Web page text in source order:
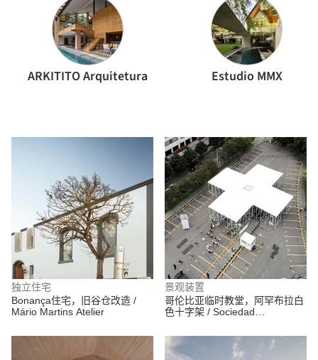
ARKITITO Arquitetura Estudio MMX
独立住宅
Bonança住宅，旧谷仓改造 /
Mário Martins Atelier
景观装置
哥伦比亚临时教堂，阿罕布拉白
色十字架 / Sociedad
Alsar Atelier + GB Urban Studio